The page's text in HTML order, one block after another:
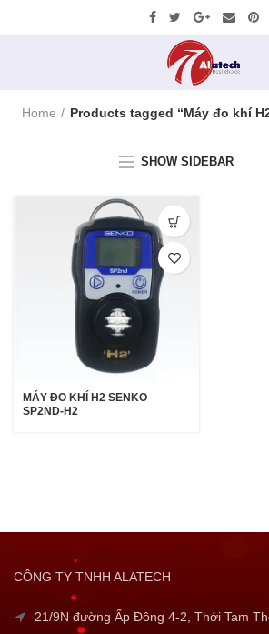
Home Products tagged “Máy đo khí
SHOW SIDEBAR
MÁY ĐO KHÍ H2 SENKO
SP2ND-H2
CÔNG TY TNHH ALATECH
21/9N đường Ấp Đông 4-2, Thới Tam